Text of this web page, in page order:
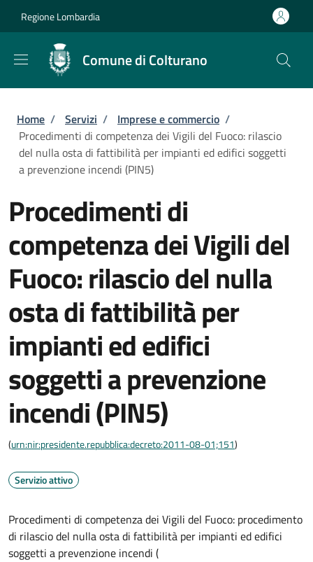
Regione Lombardia
Comune di Colturano
Briciole di pane
Home / Servizi / Imprese e commercio /
Procedimenti di competenza dei Vigili del Fuoco: rilascio
del nulla osta di fattibilità per impianti ed edifici soggetti
a prevenzione incendi (PIN5)
Procedimenti di
competenza dei Vigili del
Fuoco: rilascio del nulla
osta di fattibilità per
impianti ed edifici
soggetti a prevenzione
incendi (PIN5)
(urn:nir:presidente.repubblica:decreto:2011-08-01;151)
Servizio attivo
Procedimenti di competenza dei Vigili del Fuoco: procedimento
di rilascio del nulla osta di fattibilità per impianti ed edifici
soggetti a prevenzione incendi (